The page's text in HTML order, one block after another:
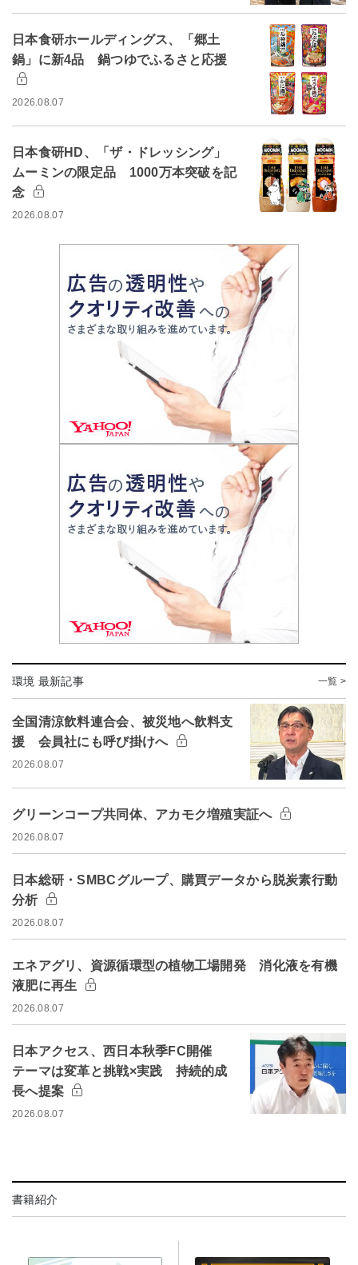
日本食研ホールディングス、「郷土
鍋」に新4品 鍋つゆでふるさと応援
2026.08.07
日本食研HD、「ザ・ドレッシング」
ムーミンの限定品 1000万本突破を記
念
2026.08.07
環境 最新記事 一覧 >
全国清涼飲料連合会、被災地へ飲料支
援 会員社にも呼び掛けへ
2026.08.07
グリーンコープ共同体、アカモク増殖実証へ
2026.08.07
日本総研・SMBCグループ、購買データから脱炭素行動
分析
2026.08.07
エネアグリ、資源循環型の植物工場開発 消化液を有機
液肥に再生
2026.08.07
日本アクセス、西日本秋季FC開催
テーマは変革と挑戦×実践 持続的成
長へ提案
2026.08.07
書籍紹介